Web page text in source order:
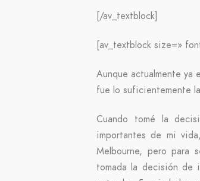
[/av_textblock]
[av_textblock size=»
Aunque actualmente ya
fue lo suficientemente
Cuando tomé la
importantes de mi
Melbourne, pero para
tomada la decisión de